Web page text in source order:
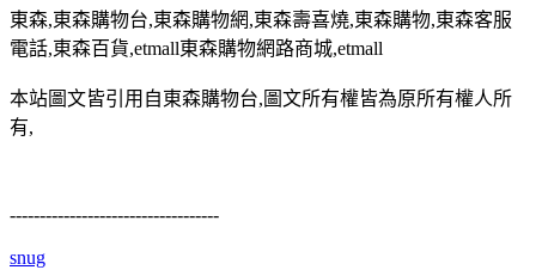
東森,東森購物台,東森購物網,東森壽喜燒,東森購物,東森客服
電話,東森百貨,etmall東森購物網路商城,etmall
本站圖文皆引用自東森購物台,圖文所有權皆為原所有權人所
有,
-----------------------------------
snug